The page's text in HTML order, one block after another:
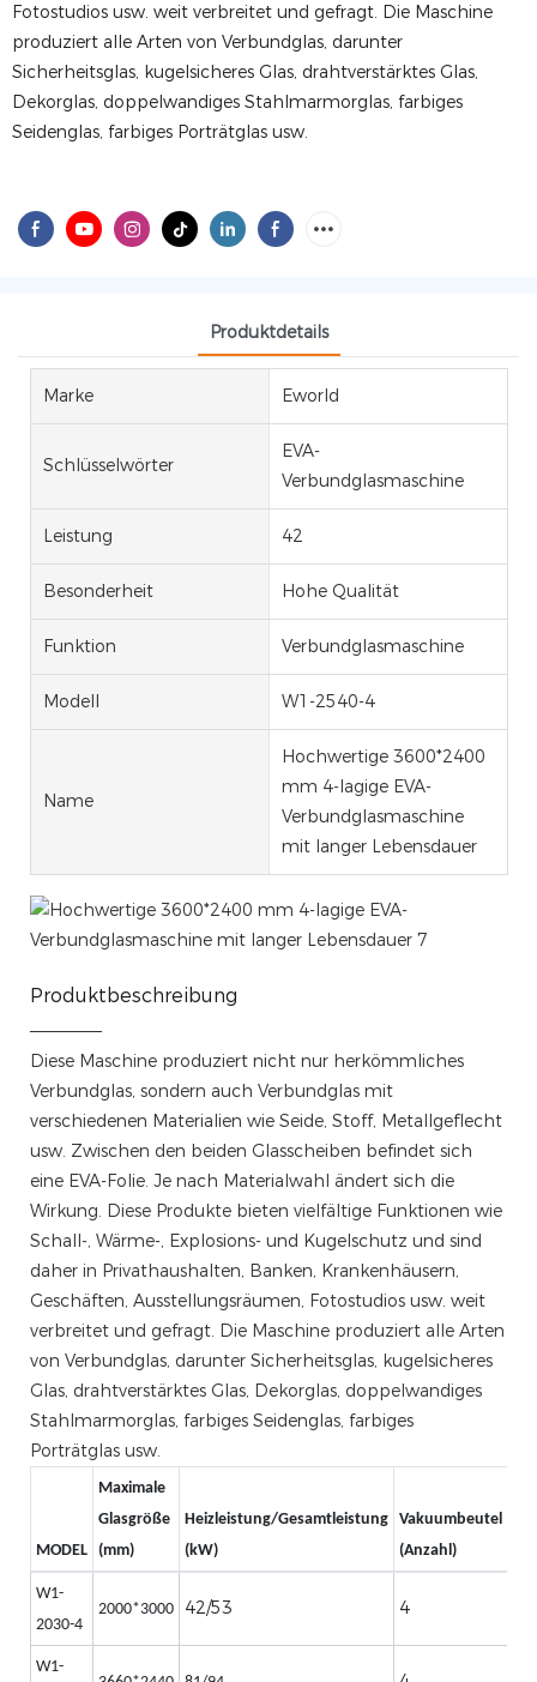
Fotostudios usw. weit verbreitet und gefragt. Die Maschine
produziert alle Arten von Verbundglas, darunter
Sicherheitsglas, kugelsicheres Glas, drahtverstärktes Glas,
Dekorglas, doppelwandiges Stahlmarmorglas, farbiges
Seidenglas, farbiges Porträtglas usw.
Produktdetails
Marke Eworld
Schlüsselwörter
EVA-
Verbundglasmaschine
Leistung 42
Besonderheit Hohe Qualität
Funktion Verbundglasmaschine
Modell W1-2540-4
Name
Hochwertige 3600*2400
mm 4-lagige EVA-
Verbundglasmaschine
mit langer Lebensdauer
Produktbeschreibung
Diese Maschine produziert nicht nur herkömmliches
Verbundglas, sondern auch Verbundglas mit
verschiedenen Materialien wie Seide, Stoff, Metallgeflecht
usw. Zwischen den beiden Glasscheiben befindet sich
eine EVA-Folie. Je nach Materialwahl ändert sich die
Wirkung. Diese Produkte bieten vielfältige Funktionen wie
Schall-, Wärme-, Explosions- und Kugelschutz und sind
daher in Privathaushalten, Banken, Krankenhäusern,
Geschäften, Ausstellungsräumen, Fotostudios usw. weit
verbreitet und gefragt. Die Maschine produziert alle Arten
von Verbundglas, darunter Sicherheitsglas, kugelsicheres
Glas, drahtverstärktes Glas, Dekorglas, doppelwandiges
Stahlmarmorglas, farbiges Seidenglas, farbiges
Porträtglas usw.
MODEL
Maximale
Glasgröße
(mm)
Heizleistung/Gesamtleistung
(kW)
Vakuumbeutel
(Anzahl)
W1-
2030-4
2000*3000 42/53 4
W1-